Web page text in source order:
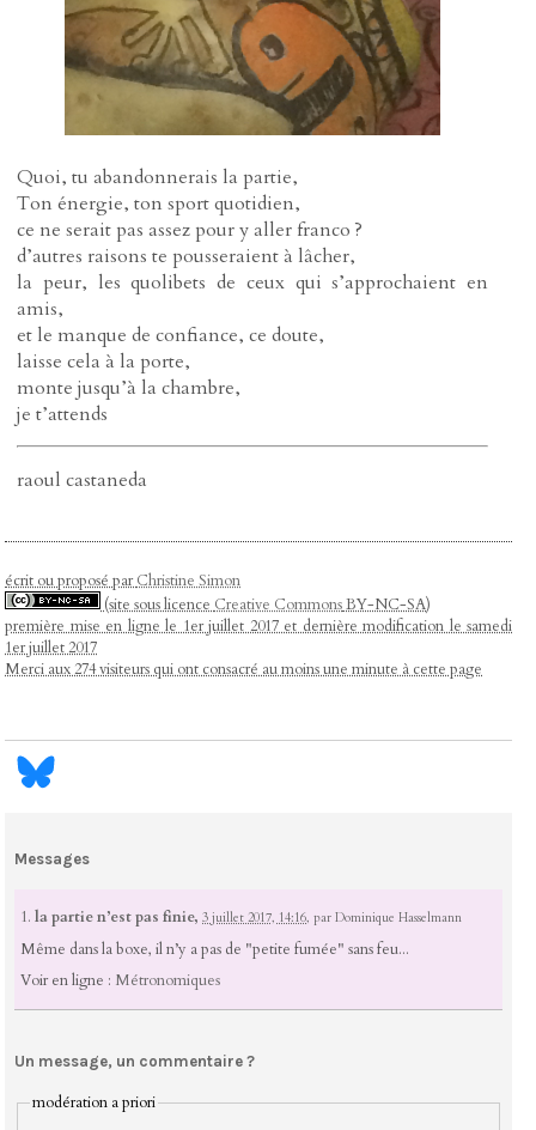
Quoi, tu abandonnerais la partie,
Ton énergie, ton sport quotidien,
ce ne serait pas assez pour y aller franco ?
d’autres raisons te pousseraient à lâcher,
la peur, les quolibets de ceux qui s’approchaient en
amis,
et le manque de confiance, ce doute,
laisse cela à la porte,
monte jusqu’à la chambre,
je t’attends
raoul castaneda
écrit ou proposé parChristine Simon
(site sous licence Creative CommonsBY-NC-SA)
première mise en ligne le 1er juillet 2017 et dernière modification le samedi
1er juillet 2017
Merci aux 274 visiteurs qui ont consacré au moins une minute à cette page
Messages
1. la partie n’est pas finie,3 juillet 2017, 14:16,parDominique Hasselmann
Même dans la boxe, il n’y a pas de "petite fumée" sans feu...
Voir en ligne : Métronomiques
Un message, un commentaire ?
modération a priori